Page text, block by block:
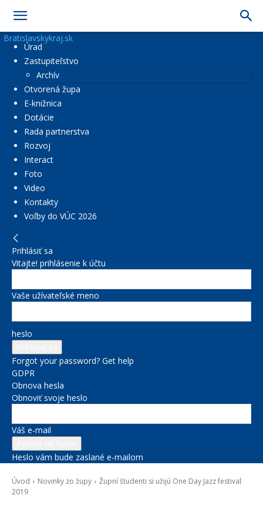
Bratislavskykraj.sk
Úrad
Zastupiteľstvo
Archív
Otvorená župa
E-knižnica
Dotácie
Rada partnerstva
Rozvoj
Interact
Foto
Video
Kontakty
Voľby do VÚC 2026
Prihlásiť sa
Vitajte! prihlásenie k účtu
Vaše užívateľské meno
heslo
Forgot your password? Get help
GDPR
Obnova hesla
Obnoviť svoje heslo
Váš e-mail
Heslo vám bude zaslané e-mailom
Úvod Novinky zo župy
Župní študenti si užijú One Day Jazz festival
2019